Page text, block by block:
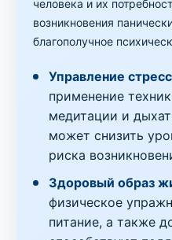
человека и их
возникновения
благополучное
Управление
применение
медитации и
может снизить
риска
Здоровый образ
физическое
питание, а также